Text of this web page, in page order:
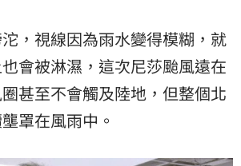
，視線因為雨水變得模糊，就
會被淋濕，這次尼莎颱風遠在
甚至不會觸及陸地，但整個北
罩在風雨中。